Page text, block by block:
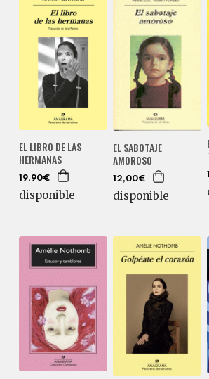
EL LIBRO DE LAS
HERMANAS
19,90€
disponible
EL SABOTAJE
AMOROSO
12,00€
disponible